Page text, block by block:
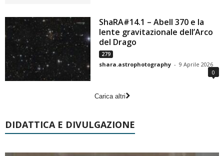
ShaRA#14.1 – Abell 370 e la
lente gravitazionale dell’Arco
del Drago
279
shara.astrophotography - 9 Aprile 2026
0
Carica altri
DIDATTICA E DIVULGAZIONE